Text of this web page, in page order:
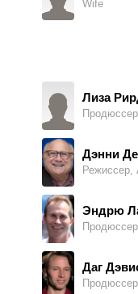
Wife
Лиза
Продюссер
Дэнни
Режиссер,
Эндрю
Продюссер
Даг
Продюссер